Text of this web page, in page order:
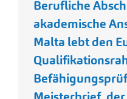
Berufliche
akademische
Malta lebt den